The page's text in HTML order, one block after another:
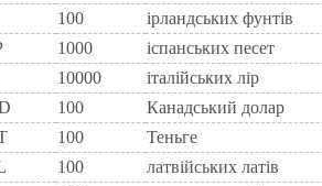
100 iрландських фунтiв
1000 iспанських песет
10000 iталiйських лiр
100 Канадський долар
100 Теньге
100 латвійських латів